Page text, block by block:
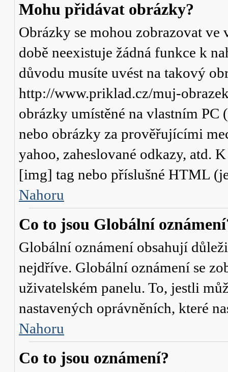
Mohu přidávat obrázky?
Obrázky se mohou zobrazovat
době neexistuje žádná funkce k
důvodu musíte uvést na takový
http://www.priklad.cz/muj-
obrázky umístěné na vlastním PC
nebo obrázky za prověřujícími
yahoo, zaheslované odkazy, atd.
[img] tag nebo příslušné HTML
Nahoru
Co to jsou Globální
Globální oznámení obsahují
nejdříve. Globální oznámení se
uživatelském panelu. To, jestli
nastavených oprávněních, které
Nahoru
Co to jsou oznámení?